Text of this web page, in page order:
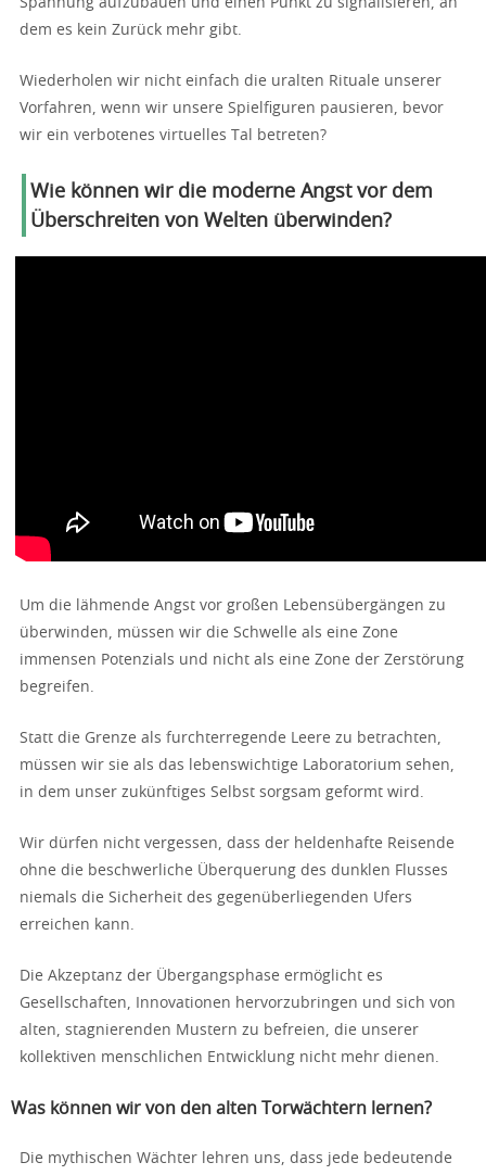
dem es kein Zurück mehr gibt.
Wiederholen wir nicht einfach die uralten Rituale unserer
Vorfahren, wenn wir unsere Spielfiguren pausieren, bevor
wir ein verbotenes virtuelles Tal betreten?
Wie können wir die moderne Angst vor dem
Überschreiten von Welten überwinden?
Um die lähmende Angst vor großen Lebensübergängen zu
überwinden, müssen wir die Schwelle als eine Zone
immensen Potenzials und nicht als eine Zone der Zerstörung
begreifen.
Statt die Grenze als furchterregende Leere zu betrachten,
müssen wir sie als das lebenswichtige Laboratorium sehen,
in dem unser zukünftiges Selbst sorgsam geformt wird.
Wir dürfen nicht vergessen, dass der heldenhafte Reisende
ohne die beschwerliche Überquerung des dunklen Flusses
niemals die Sicherheit des gegenüberliegenden Ufers
erreichen kann.
Die Akzeptanz der Übergangsphase ermöglicht es
Gesellschaften, Innovationen hervorzubringen und sich von
alten, stagnierenden Mustern zu befreien, die unserer
kollektiven menschlichen Entwicklung nicht mehr dienen.
Was können wir von den alten Torwächtern lernen?
Die mythischen Wächter lehren uns, dass jede bedeutende